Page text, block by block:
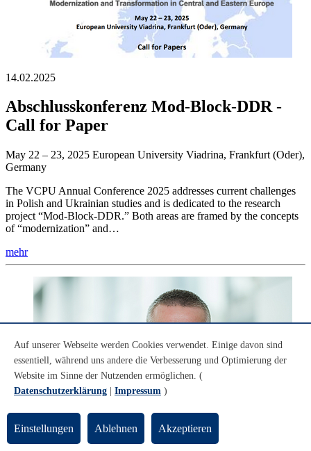
14.02.2025
Abschlusskonferenz Mod-Block-DDR -
Call for Paper
May 22 – 23, 2025 European University Viadrina, Frankfurt (Oder),
Germany
The VCPU Annual Conference 2025 addresses current challenges
in Polish and Ukrainian studies and is dedicated to the research
project “Mod-Block-DDR.” Both areas are framed by the concepts
of “modernization” and…
mehr
Auf unserer Webseite werden Cookies verwendet. Einige davon sind
essentiell, während uns andere die Verbesserung und Optimierung der
Website im Sinne der Nutzenden ermöglichen. (
Datenschutzerklärung
Impressum )
Einstellungen Ablehnen Akzeptieren